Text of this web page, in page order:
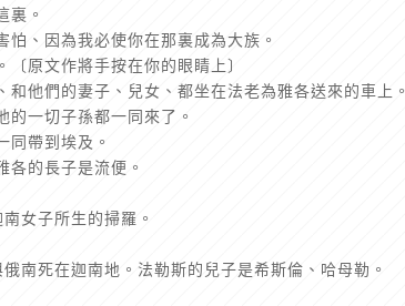
裏。
因為我必使你在那裏成為大族。
原文作將手按在你的眼睛上〕
他們的妻子、兒女、都坐在法老為雅各送來的車上。
一切子孫都一同來了。
同帶到埃及。
的長子是流便。
女子所生的掃羅。
南死在迦南地。法勒斯的兒子是希斯倫、哈母勒。